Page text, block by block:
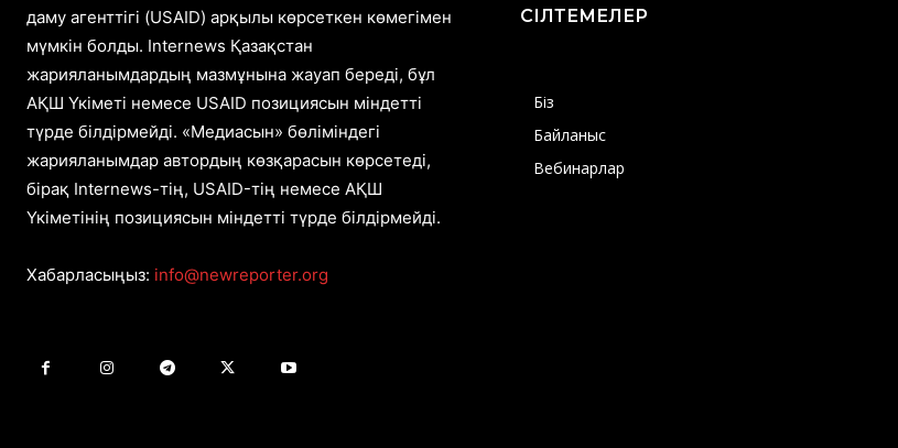
даму агенттігі (USAID) арқылы көрсеткен көмегімен
мүмкін болды. Internews Қазақстан
жарияланымдардың мазмұнына жауап береді, бұл
АҚШ Үкіметі немесе USAID позициясын міндетті
түрде білдірмейді. «Медиасын» бөліміндегі
жарияланымдар автордың көзқарасын көрсетеді,
бірақ Internews-тің, USAID-тің немесе АҚШ
Үкіметінің позициясын міндетті түрде білдірмейді.
Хабарласыңыз: info@newreporter.org
СІЛТЕМЕЛЕР
Біз
Байланыс
Вебинарлар